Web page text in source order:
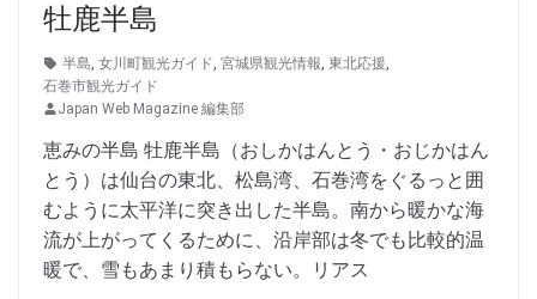
牡鹿半島
半島 女川町観光ガイド 宮城県観光情報 東北応援
石巻市観光ガイド
Japan Web Magazine 編集部
恵みの半島 牡鹿半島（おしかはんとう・おじかはん
とう）は仙台の東北、松島湾、石巻湾をぐるっと囲
むように太平洋に突き出した半島。南から暖かな海
流が上がってくるために、沿岸部は冬でも比較的温
暖で、雪もあまり積もらない。リアス